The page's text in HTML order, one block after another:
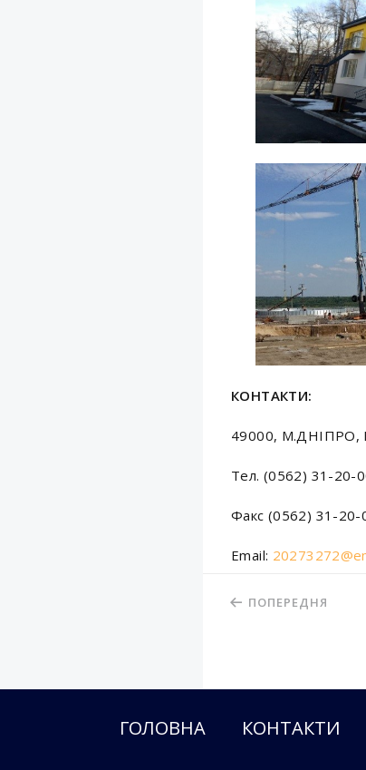
КОНТАКТИ:
49000, М.ДНIПРО,
Тел. (0562) 31-20-
Факс (0562) 31-20-
Email:
ПОПЕРЕДНЯ
ГОЛОВНА КОНТАКТИ